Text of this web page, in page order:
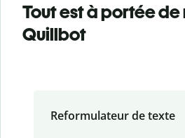
Tout est à portée
Quillbot
Reformulateur de texte